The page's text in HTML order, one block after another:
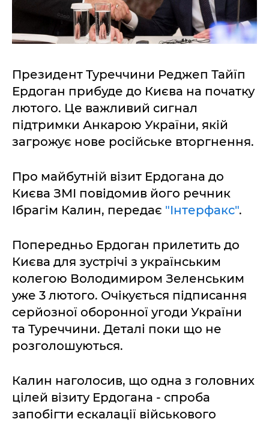
Президент Туреччини Реджеп Тайїп
Ердоган прибуде до Києва на початку
лютого. Це важливий сигнал
підтримки Анкарою України, якій
загрожує нове російське вторгнення.
Про майбутній візит Ердогана до
Києва ЗМІ повідомив його речник
Ібрагім Калин, передає "Інтерфакс".
Попередньо Ердоган прилетить до
Києва для зустрічі з українським
колегою Володимиром Зеленським
уже 3 лютого. Очікується підписання
серйозної оборонної угоди України
та Туреччини. Деталі поки що не
розголошуються.
Калин наголосив, що одна з головних
цілей візиту Ердогана - спроба
запобігти ескалації військового